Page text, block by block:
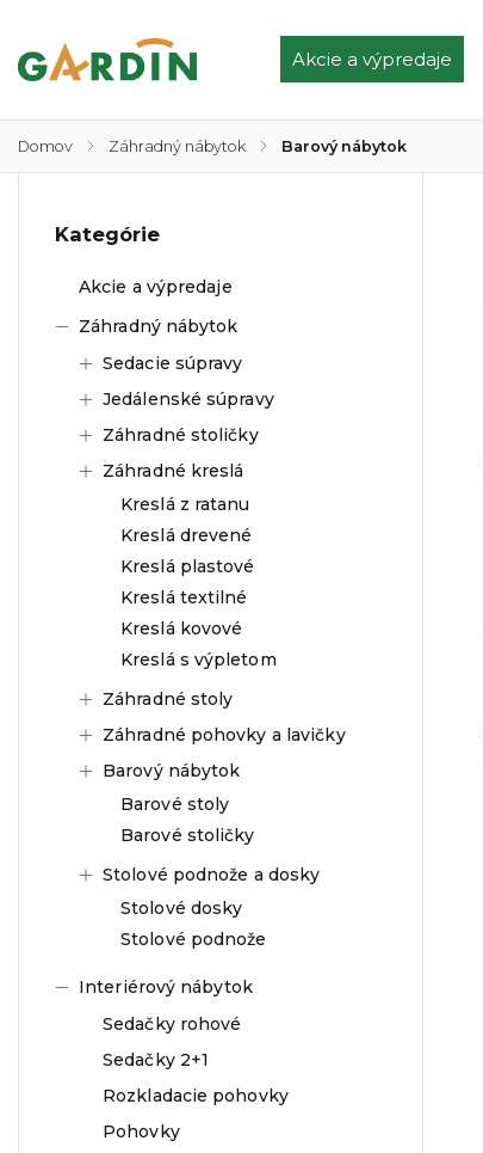
Akcie a výpredaje
Domov / Záhradný nábytok / Barový nábytok
Kategórie
Akcie a výpredaje
Záhradný nábytok
Sedacie súpravy
Jedálenské súpravy
Záhradné stoličky
Záhradné kreslá
Kreslá z ratanu
Kreslá drevené
Kreslá plastové
Kreslá textilné
Kreslá kovové
Kreslá s výpletom
Záhradné stoly
Záhradné pohovky a lavičky
Barový nábytok
Barové stoly
Barové stoličky
Stolové podnože a dosky
Stolové dosky
Stolové podnože
Interiérový nábytok
Sedačky rohové
Sedačky 2+1
Rozkladacie pohovky
Pohovky